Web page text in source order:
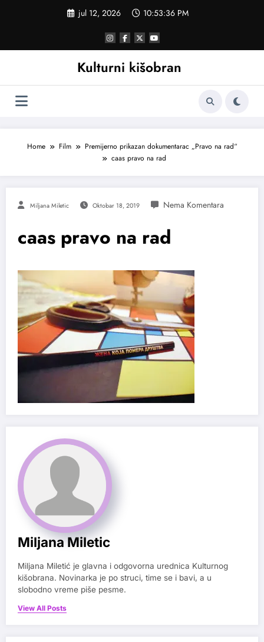
jul 12, 2026 10:53:37 PM
Kulturni kišobran
Home Film
Premijerno prikazan dokumentarac „Pravo na rad“
caas pravo na rad
Miljana Miletic Oktobar 18, 2019
caas pravo na rad
Miljana Miletic
Miljana Miletić je glavna i odgovorna urednica Kulturnog
kišobrana. Novinarka je po struci, time se i bavi, a u
slobodno vreme piše pesme.
View All Posts